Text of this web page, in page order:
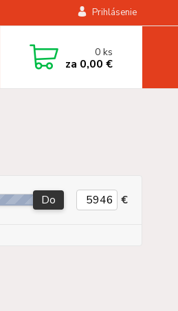
Prihlásenie
0ks
za 0,00 €
Do €